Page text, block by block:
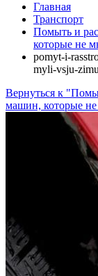
Главная
Транспорт
Помыть и
которые не
pomyt-i-
myli-vsju-
Вернуться к
машин, которые